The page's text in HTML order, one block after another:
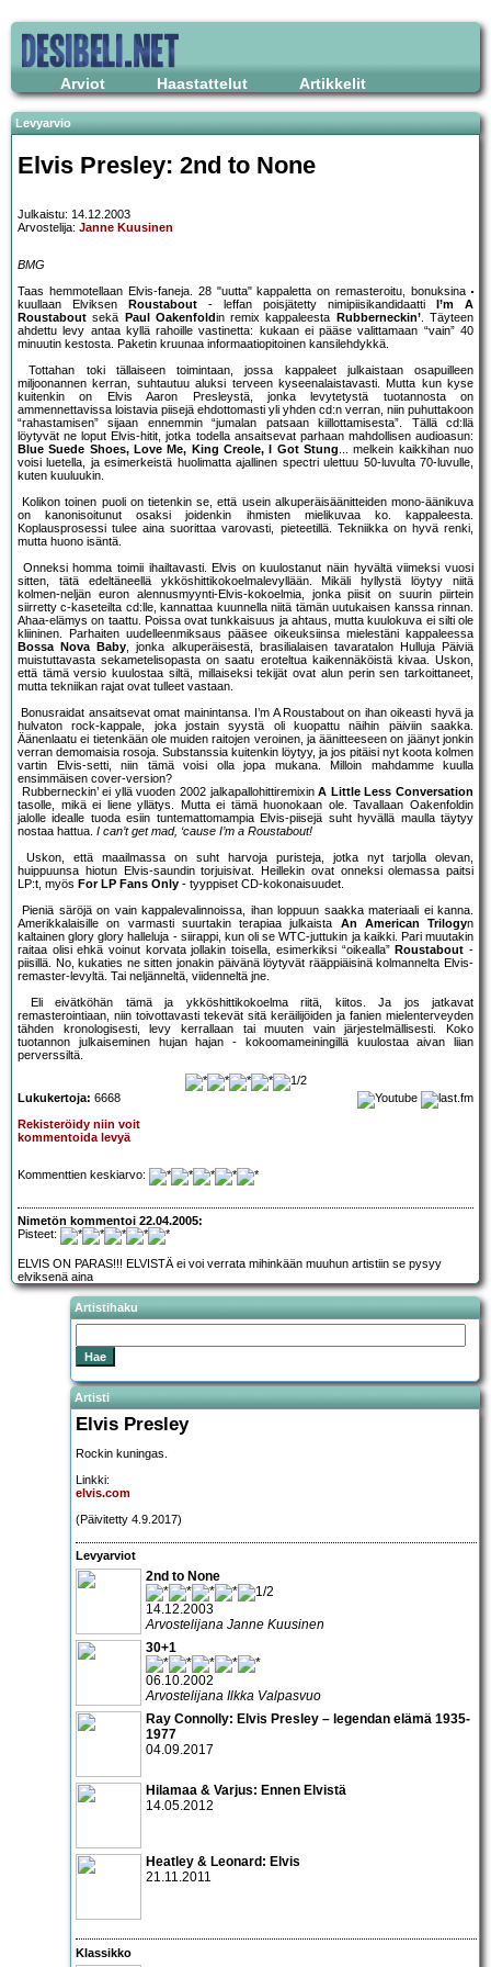
Arviot Haastattelut Artikkelit
Levyarvio
Elvis Presley: 2nd to None
Julkaistu: 14.12.2003
Arvostelija: Janne Kuusinen
BMG
Taas hemmotellaan Elvis-faneja. 28 "uutta" kappaletta on remasteroitu, bonuksina
kuullaan Elviksen
Roustabout - leffan poisjätetty nimipiisikandidaatti
I’m A
Roustabout sekä Paul Oakenfoldin remix kappaleesta Rubberneckin’. Täyteen
ahdettu levy antaa kyllä rahoille vastinetta: kukaan ei pääse valittamaan “vain” 40
minuutin kestosta. Paketin kruunaa informaatiopitoinen kansilehdykkä.
Tottahan toki tällaiseen toimintaan, jossa kappaleet julkaistaan osapuilleen
miljoonannen kerran, suhtautuu aluksi terveen kyseenalaistavasti. Mutta kun kyse
kuitenkin on Elvis Aaron Presleystä, jonka levytetystä tuotannosta on
ammennettavissa loistavia piisejä ehdottomasti yli yhden cd:n verran, niin puhuttakoon
“rahastamisen” sijaan ennemmin “jumalan patsaan kiillottamisesta”. Tällä cd:llä
löytyvät ne loput Elvis-hitit, jotka todella ansaitsevat parhaan mahdollisen audioasun:
Blue Suede Shoes, Love Me, King Creole, I Got Stung... melkein kaikkihan nuo
voisi luetella, ja esimerkeistä huolimatta ajallinen spectri ulettuu 50-luvulta 70-luvulle,
kuten kuuluukin.
Kolikon toinen puoli on tietenkin se, että usein alkuperäisäänitteiden mono-äänikuva
on kanonisoitunut osaksi joidenkin ihmisten mielikuvaa ko. kappaleesta.
Koplausprosessi tulee aina suorittaa varovasti, pieteetillä. Tekniikka on hyvä renki,
mutta huono isäntä.
Onneksi homma toimii ihailtavasti. Elvis on kuulostanut näin hyvältä viimeksi vuosi
sitten, tätä edeltäneellä ykköshittikokoelmalevyllään. Mikäli hyllystä löytyy niitä
kolmen-neljän euron alennusmyynti-Elvis-kokoelmia, jonka piisit on suurin piirtein
siirretty c-kaseteilta cd:lle, kannattaa kuunnella niitä tämän uutukaisen kanssa rinnan.
Ahaa-elämys on taattu. Poissa ovat tunkkaisuus ja ahtaus, mutta kuulokuva ei silti ole
kliininen. Parhaiten uudelleenmiksaus pääsee oikeuksiinsa mielestäni kappaleessa
Bossa Nova Baby, jonka alkuperäisestä, brasilialaisen tavaratalon Hulluja Päiviä
muistuttavasta sekametelisopasta on saatu eroteltua kaikennäköistä kivaa. Uskon,
että tämä versio kuulostaa siltä, millaiseksi tekijät ovat alun perin sen tarkoittaneet,
mutta tekniikan rajat ovat tulleet vastaan.
Bonusraidat ansaitsevat omat mainintansa. I’m A Roustabout on ihan oikeasti hyvä ja
hulvaton rock-kappale, joka jostain syystä oli kuopattu näihin päiviin saakka.
Äänenlaatu ei tietenkään ole muiden raitojen veroinen, ja äänitteeseen on jäänyt jonkin
verran demomaisia rosoja. Substanssia kuitenkin löytyy, ja jos pitäisi nyt koota kolmen
vartin Elvis-setti, niin tämä voisi olla jopa mukana. Milloin mahdamme kuulla
ensimmäisen cover-version?
Rubberneckin’ ei yllä vuoden 2002 jalkapallohittiremixinA Little Less Conversation
tasolle, mikä ei liene yllätys. Mutta ei tämä huonokaan ole. Tavallaan Oakenfoldin
jalolle idealle tuoda esiin tuntemattomampia Elvis-piisejä suht hyvällä maulla täytyy
nostaa hattua. I can’t get mad, ‘cause I’m a Roustabout!
Uskon, että maailmassa on suht harvoja puristeja, jotka nyt tarjolla olevan,
huippuunsa hiotun Elvis-saundin torjuisivat. Heillekin ovat onneksi olemassa paitsi
LP:t, myös For LP Fans Only - tyyppiset CD-kokonaisuudet.
Pieniä säröjä on vain kappalevalinnoissa, ihan loppuun saakka materiaali ei kanna.
Amerikkalaisille on varmasti suurtakin terapiaa julkaista An American Trilogyn
kaltainen glory glory halleluja - siirappi, kun oli se WTC-juttukin ja kaikki. Pari muutakin
raitaa olisi ehkä voinut korvata jollakin toisella, esimerkiksi “oikealla” Roustabout -
piisillä. No, kukaties ne sitten jonakin päivänä löytyvät rääppiäisinä kolmannelta Elvis-
remaster-levyltä. Tai neljänneltä, viidenneltä jne.
Eli eivätköhän tämä ja ykköshittikokoelma riitä, kiitos. Ja jos jatkavat
remasterointiaan, niin toivottavasti tekevät sitä keräilijöiden ja fanien mielenterveyden
tähden kronologisesti, levy kerrallaan tai muuten vain järjestelmällisesti. Koko
tuotannon julkaiseminen hujan hajan - kokoomameiningillä kuulostaa aivan liian
perverssiltä.
Lukukertoja: 6668
Rekisteröidy niin voit
kommentoida levyä
Kommenttien keskiarvo:
Nimetön kommentoi 22.04.2005:
Pisteet:
ELVIS ON PARAS!!! ELVISTÄ ei voi verrata mihinkään muuhun artistiin se pysyy
elviksenä aina
Artistihaku
Artisti
Elvis Presley
Rockin kuningas.
Linkki:
elvis.com
(Päivitetty 4.9.2017)
Levyarviot
2nd to None
14.12.2003
Arvostelijana Janne Kuusinen
30+1
06.10.2002
Arvostelijana Ilkka Valpasvuo
Ray Connolly: Elvis Presley – legendan elämä 1935-
1977
04.09.2017
Hilamaa & Varjus: Ennen Elvistä
14.05.2012
Heatley & Leonard: Elvis
21.11.2011
Klassikko